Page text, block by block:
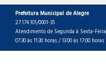
Prefeitura Municipal de Alegre
27.174.101/0001-35
Atendimento de Segunda à Sexta-Feira
07:30 às 11:30 horas / 13:00 às 17:00 horas